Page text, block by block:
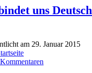
uns
am 29. Januar 2015